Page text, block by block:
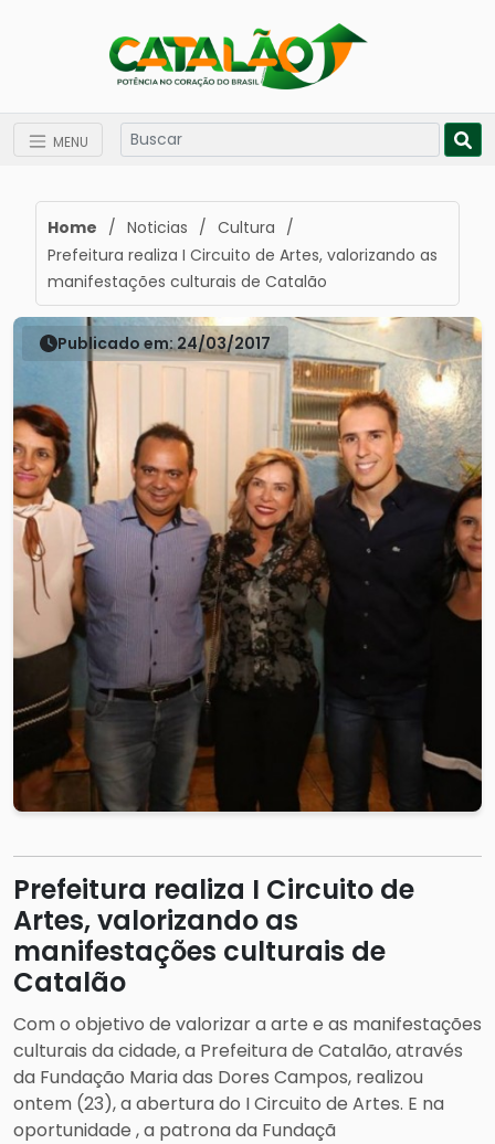
MENU
Home / Noticias / Cultura /
Prefeitura realiza I Circuito de Artes, valorizando as
manifestações culturais de Catalão
Publicado em: 24/03/2017
Prefeitura realiza I Circuito de
Artes, valorizando as
manifestações culturais de
Catalão
Com o objetivo de valorizar a arte e as manifestações
culturais da cidade, a Prefeitura de Catalão, através
da Fundação Maria das Dores Campos, realizou
ontem (23), a abertura do I Circuito de Artes. E na
oportunidade , a patrona da Fundaçã